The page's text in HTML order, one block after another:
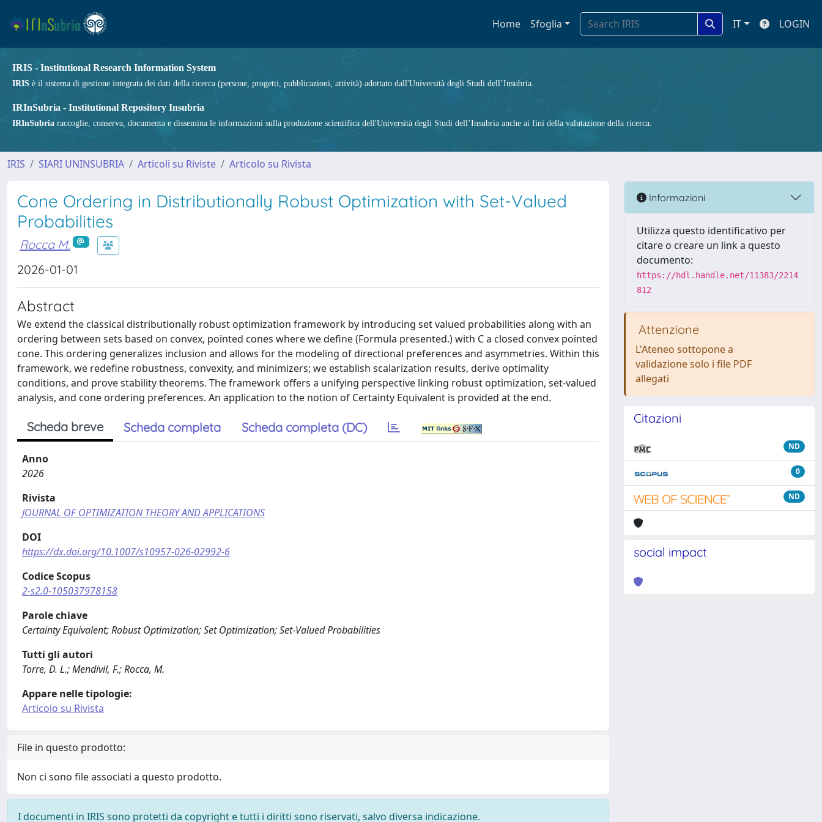
Home Sfoglia IT LOGIN
IRIS - Institutional Research Information System
IRIS è il sistema di gestione integrata dei dati della ricerca (persone, progetti, pubblicazioni, attività) adottato dall'Università degli Studi dell’Insubria.
IRInSubria - Institutional Repository Insubria
IRInSubria raccoglie, conserva, documenta e dissemina le informazioni sulla produzione scientifica dell'Università degli Studi dell’Insubria anche ai fini della valutazione della ricerca.
IRIS SIARI UNINSUBRIA Articoli su Riviste Articolo su Rivista
Cone Ordering in Distributionally Robust Optimization with Set-Valued
Probabilities
Rocca M.
2026-01-01
Abstract
We extend the classical distributionally robust optimization framework by introducing set valued probabilities along with an
ordering between sets based on convex, pointed cones where we define (Formula presented.) with C a closed convex pointed
cone. This ordering generalizes inclusion and allows for the modeling of directional preferences and asymmetries. Within this
framework, we redefine robustness, convexity, and minimizers; we establish scalarization results, derive optimality
conditions, and prove stability theorems. The framework offers a unifying perspective linking robust optimization, set-valued
analysis, and cone ordering preferences. An application to the notion of Certainty Equivalent is provided at the end.
Scheda breve Scheda completa Scheda completa (DC)
Anno
2026
Rivista
JOURNAL OF OPTIMIZATION THEORY AND APPLICATIONS
DOI
https://dx.doi.org/10.1007/s10957-026-02992-6
Codice Scopus
2-s2.0-105037978158
Parole chiave
Certainty Equivalent; Robust Optimization; Set Optimization; Set-Valued Probabilities
Tutti gli autori
Torre, D. L.; Mendivil, F.; Rocca, M.
Appare nelle tipologie:
Articolo su Rivista
File in questo prodotto:
Non ci sono file associati a questo prodotto.
I documenti in IRIS sono protetti da copyright e tutti i diritti sono riservati, salvo diversa indicazione.
Informazioni
Utilizza questo identificativo per
citare o creare un link a questo
documento:
https://hdl.handle.net/11383/2214
812
Attenzione
L'Ateneo sottopone a
validazione solo i file PDF
allegati
Citazioni
ND
0
ND
social impact